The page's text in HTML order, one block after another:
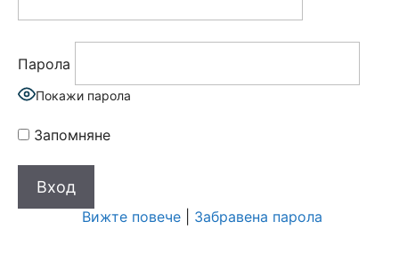
Парола
Покажи парола
Запомняне
Вижте повече| Забравена парола